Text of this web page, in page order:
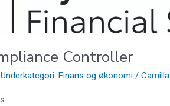
Controller
Underkategori: Finans og økonomi /